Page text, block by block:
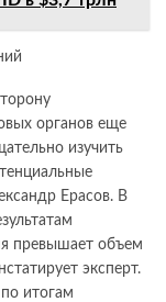
органов еще
изучить
Ерасов. В
превышает объем
эксперт.
итогам